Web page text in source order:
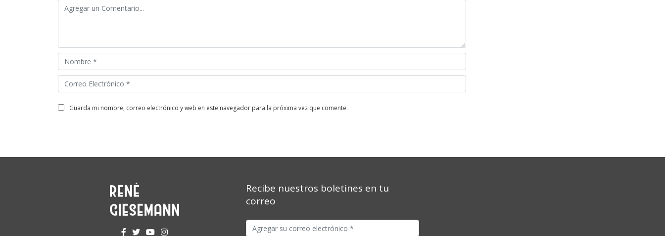
guarda mi nombre, correo electrónico y web en este navegador para la próxima vez que comente.
Recibe nuestros boletines en tu
correo